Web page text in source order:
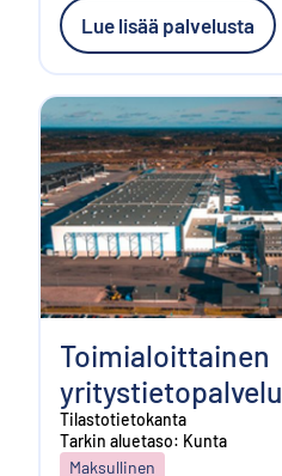
Lue lisää palvelusta
Toimialoittainen
yritystietopalvelu
Tilastotietokanta
Tarkin aluetaso: Kunta
Maksullinen